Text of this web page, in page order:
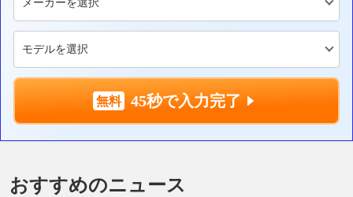
45秒で入力完了
おすすめのニュース